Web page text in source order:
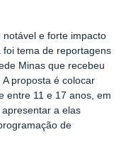
notável e forte impacto
tema de reportagens
Minas que recebeu
proposta é colocar
entre 11 e 17 anos, em
a elas
de